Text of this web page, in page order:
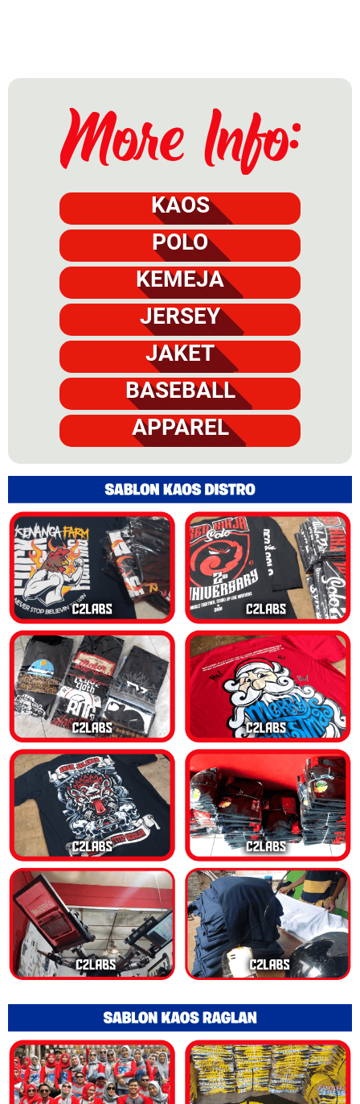
KAOS
POLO
KEMEJA
JERSEY
JAKET
BASEBALL
APPAREL